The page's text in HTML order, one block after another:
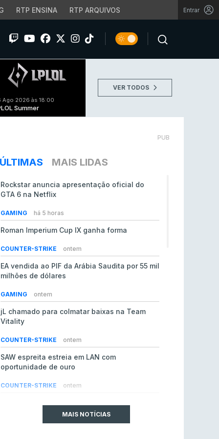
RTP ENSINA RTP ARQUIVOS Entrar
Ago 2026 às 18:00
Summer
VER TODOS
PUB
ÚLTIMAS MAIS LIDAS
Rockstar anuncia apresentação oficial do
GTA 6 na Netflix
GAMING há 5 horas
Roman Imperium Cup IX ganha forma
COUNTER-STRIKE ontem
EA vendida ao PIF da Arábia Saudita por 55 mil
milhões de dólares
GAMING ontem
jL chamado para colmatar baixas na Team
Vitality
COUNTER-STRIKE ontem
SAW espreita estreia em LAN com
oportunidade de ouro
COUNTER-STRIKE ontem
do Counter-Strike 2MAIS NOTÍCIAS